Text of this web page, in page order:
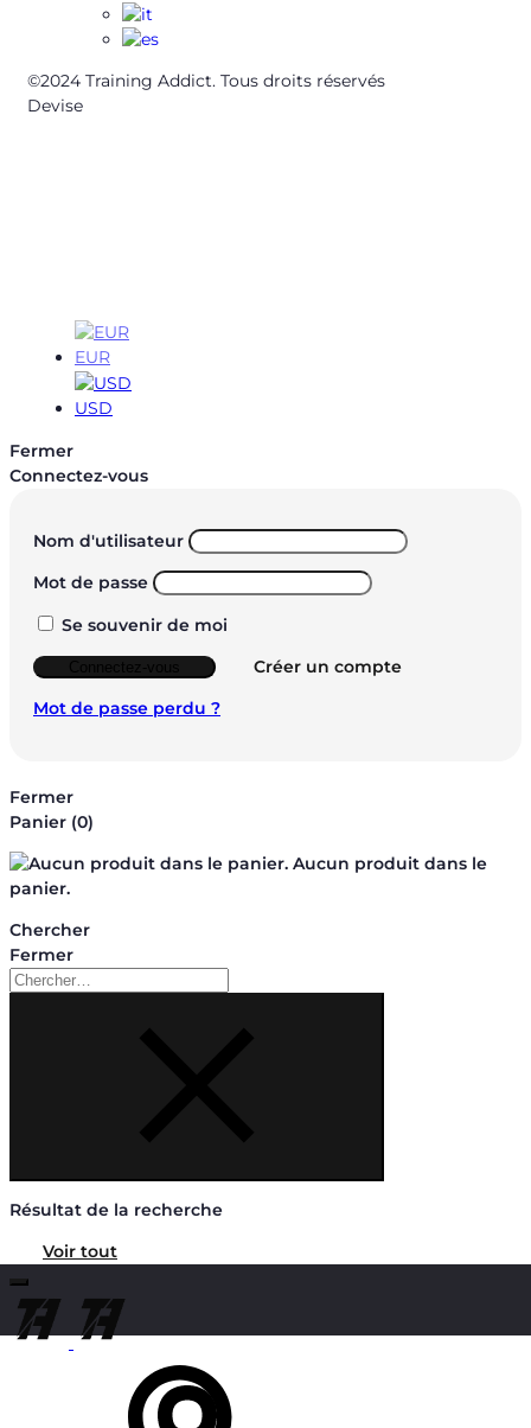
©2024 Training Addict. Tous droits réservés
Devise
EUR
USD
Fermer
Connectez-vous
Nom d'utilisateur
Mot de passe
Se souvenir de moi
Créer un compte
Mot de passe perdu ?
Fermer
Panier (0)
Aucun produit dans le
panier.
Chercher
Fermer
Chercher
Résultat de la recherche
Voir tout
Chercher